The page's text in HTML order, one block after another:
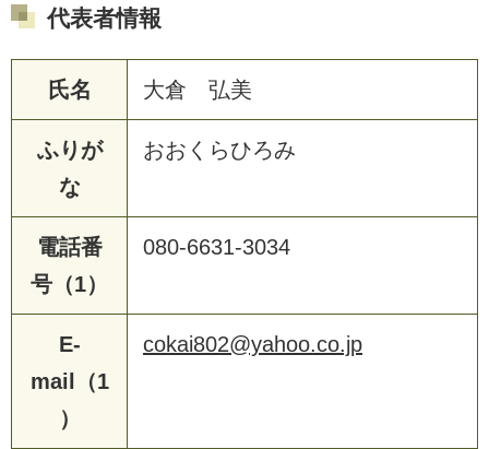
代表者情報
氏名 大倉 弘美
ふりが
な
おおくらひろみ
電話番
号（1）
080-6631-3034
E-
mail（1
）
cokai802@yahoo.co.jp